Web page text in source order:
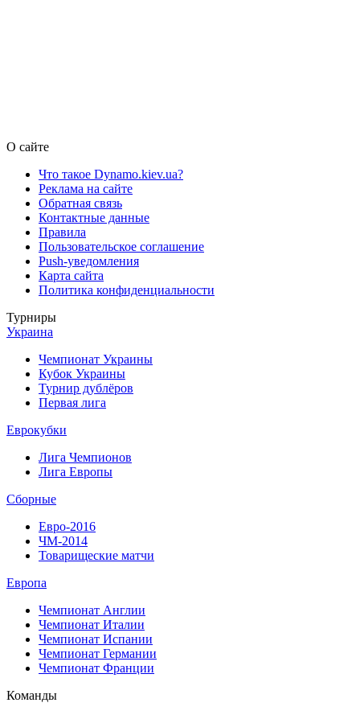
О сайте
Что такое Dynamo.kiev.ua?
Реклама на сайте
Обратная связь
Контактные данные
Правила
Пользовательское соглашение
Push-уведомления
Карта сайта
Политика конфиденциальности
Турниры
Украина
Чемпионат Украины
Кубок Украины
Турнир дублёров
Первая лига
Еврокубки
Лига Чемпионов
Лига Европы
Сборные
Евро-2016
ЧМ-2014
Товарищеские матчи
Европа
Чемпионат Англии
Чемпионат Италии
Чемпионат Испании
Чемпионат Германии
Чемпионат Франции
Команды